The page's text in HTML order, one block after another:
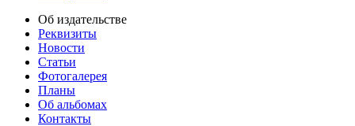
Об издательстве
Реквизиты
Новости
Статьи
Фотогалерея
Планы
Об альбомах
Контакты